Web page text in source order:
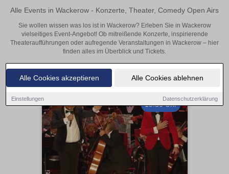
Alle Cookies akzeptieren Alle Cookies ablehnen
Einstellungen Datenschutzerklärung
Alle Events in Wackerow - Konzerte, Theater, Comedy Open Airs
Sie wollen wissen was los ist in Wackerow? Erleben Sie in Wackerow
vielseitiges Event-Angebot! Ob mitreißende Konzerte, inspirierende
Theateraufführungen oder aufregende Veranstaltungen in Wackerow – hier
finden alles im Überblick und Tickets.
19:30 Uhr